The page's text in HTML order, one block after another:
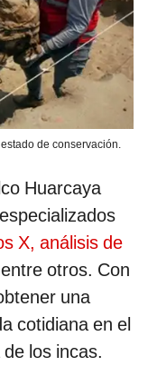
de conservación.
Huarcaya
X, análisis de
otros. Con
una
cotidiana en el
los incas.